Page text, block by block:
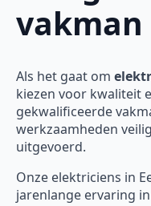
vakman
Als het gaat om
kiezen voor kwaliteit
gekwalificeerde
werkzaamheden
uitgevoerd.
Onze elektriciens in
jarenlange ervaring